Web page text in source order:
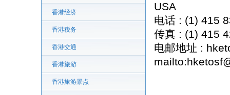
香港经济
香港税务
香港交通
香港旅游
香港旅游景点
USA
电话 : (1) 415
传真 : (1) 415
电邮地址 :